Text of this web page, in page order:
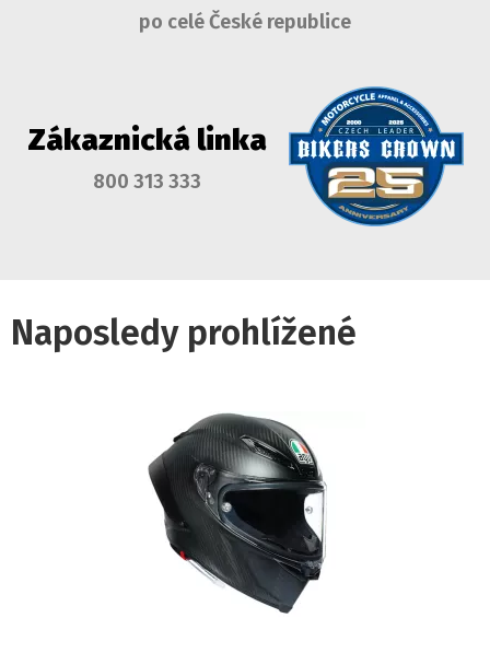
po celé České republice
Zákaznická linka
800 313 333
Naposledy prohlížené